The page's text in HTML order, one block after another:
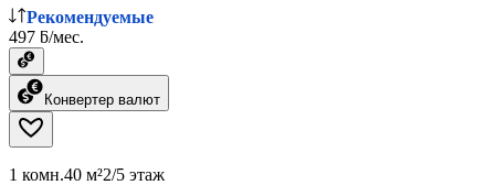
Рекомендуемые
497 ƃ/мес.
Конвертер валют
1 комн.40 м²2/5 этаж